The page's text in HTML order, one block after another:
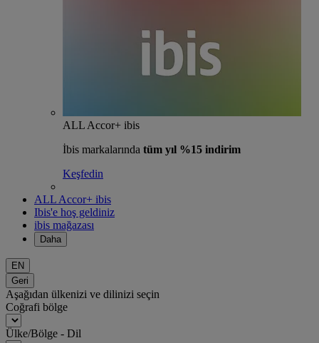
ALL Accor+ ibis
İbis markalarında tüm yıl %15 indirim
Keşfedin
ALL Accor+ ibis
Ibis'e hoş geldiniz
ibis mağazası
Daha
EN
Geri
Aşağıdan ülkenizi ve dilinizi seçin
Coğrafi bölge
Ülke/Bölge - Dil